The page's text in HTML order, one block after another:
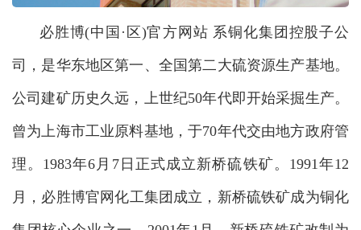
必胜博(中国·区)官方网站 系铜化集团控股子公
司，是华东地区第一、全国第二大硫资源生产基地。
公司建矿历史久远，上世纪50年代即开始采掘生产。
曾为上海市工业原料基地，于70年代交由地方政府管
理。1983年6月7日正式成立新桥硫铁矿。1991年12
月，必胜博官网化工集团成立，新桥硫铁矿成为铜化